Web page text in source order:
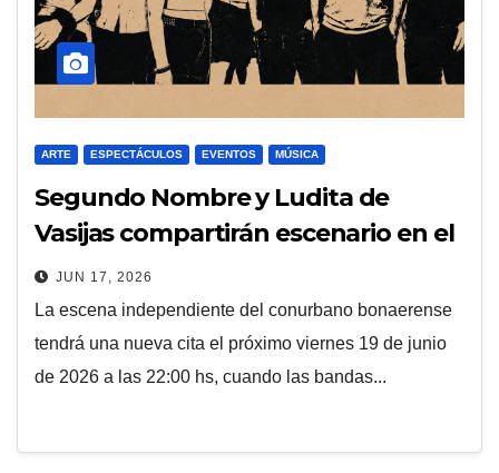
ARTE ESPECTÁCULOS EVENTOS MÚSICA
Segundo Nombre y Ludita de
Vasijas compartirán escenario en el
Club de la Música de Villa Ballester
JUN 17, 2026
La escena independiente del conurbano bonaerense
tendrá una nueva cita el próximo viernes 19 de junio
de 2026 a las 22:00 hs, cuando las bandas...